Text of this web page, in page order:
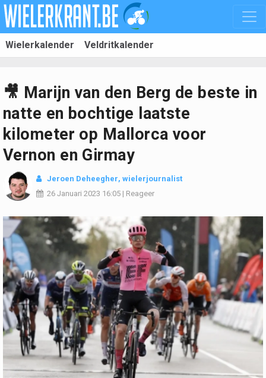
Wielerkalender Veldritkalender
🎥 Marijn van den Berg de beste in
natte en bochtige laatste
kilometer op Mallorca voor
Vernon en Girmay
Jeroen Deheegher, wielerjournalist
26 Januari 2023 16:05 | Reageer